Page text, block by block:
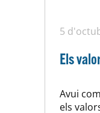
5
Els
Avui
els